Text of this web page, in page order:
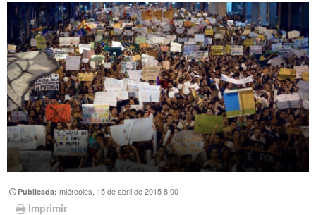
https://www.facebook.com/Nexolatino.Canal
Publicada:miércoles, 15 de abril de 2015 8:00
Imprimir